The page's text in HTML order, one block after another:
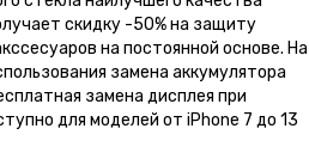
скидку -50% на защиту
на постоянной основе. На
замена аккумулятора
замена дисплея при
для моделей от iPhone 7 до 13